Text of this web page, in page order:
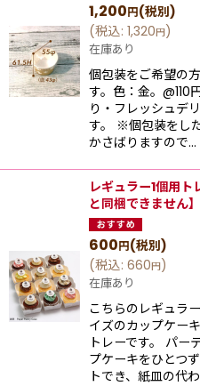
1,200円(税別)
(税込: 1,320円)
在庫あり
個包装をご希望の
す。色：金。@110
り・フレッシュデ
す。 ※個包装をし
かさばりますので…
レギュラー1個用
と同梱できません】
600円(税別)
(税込: 660円)
在庫あり
こちらのレギュラ
イズのカップケー
トレーです。 パー
プケーキをひとつ
トでき、紙皿の代